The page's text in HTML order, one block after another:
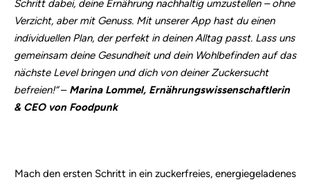
Schritt dabei, deine Ernährung nachhaltig umzustellen – ohne
Verzicht, aber mit Genuss. Mit unserer App hast du einen
individuellen Plan, der perfekt in deinen Alltag passt. Lass uns
gemeinsam deine Gesundheit und dein Wohlbefinden auf das
nächste Level bringen und dich von deiner Zuckersucht
befreien!“– Marina Lommel, Ernährungswissenschaftlerin
& CEO von Foodpunk
Mach den ersten Schritt in ein zuckerfreies, energiegeladenes